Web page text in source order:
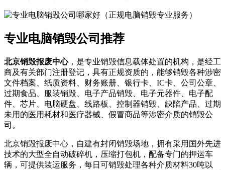
专业电脑销毁公司推荐
北京销毁报废中心，是专业销毁信息载体处置的机构，是经工
商及有关部门注册登记，具有正规资质的，能够销毁各种涉密
文件档案、纸质资料、财务账册、银行卡、IC卡、公司公章、
过期食品、服装销毁、电子产品销毁、电子元器件、电子配
件、芯片、电脑硬盘、线路板、控制器销毁、缺陷产品、过期
未用的医用耗材和医疗器械、假冒商品等涉密介质的销毁公
司。
北京销毁报废中心，自建有封闭销毁场地，拥有采用国外先进
技术的大型全自动破碎机，压缩打包机，配备专门的押运车
辆，可提供装运服务，每日可销毁处理各种介质材料30吨以